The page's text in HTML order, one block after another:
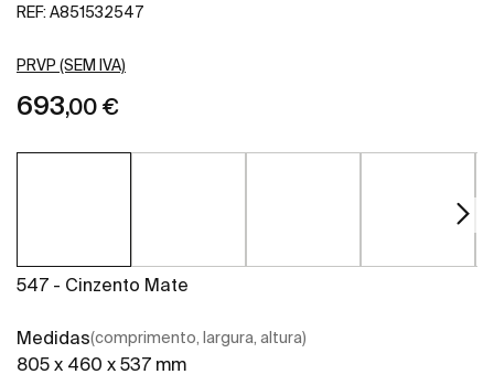
REF: A851532547
PRVP (SEM IVA)
693,00 €
547 - Cinzento Mate
Medidas(comprimento, largura, altura)
805 x 460 x 537 mm